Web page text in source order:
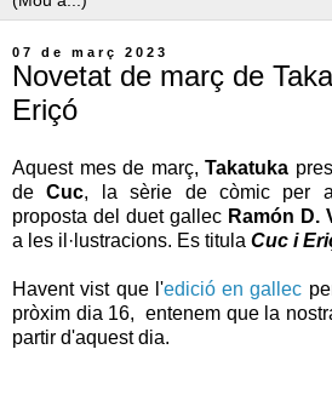
07 de març 2023
Novetat de març de
Eriçó
Aquest mes de març, Takatuka
deCuc, la sèrie de còmic per
proposta del duet gallec Ramón D.
a les il·lustracions. Es titula Cuc i
Havent vist que l'edició en gallec
pròxim dia 16, entenem que la
partir d'aquest dia.